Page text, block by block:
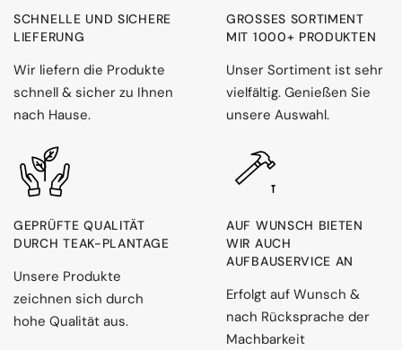
SCHNELLE UND SICHERE
LIEFERUNG
Wir liefern die Produkte
schnell & sicher zu Ihnen
nach Hause.
GROSSES SORTIMENT M
IT 1000+ PRODUKTEN
Unser Sortiment ist sehr
vielfältig. Genießen Sie
unsere Auswahl.
GEPRÜFTE QUALITÄT
DURCH TEAK-PLANTAGE
Unsere Produkte
zeichnen sich durch
hohe Qualität aus.
AUF WUNSCH BIETEN
WIR AUCH
AUFBAUSERVICE AN
Erfolgt auf Wunsch &
nach Rücksprache der
Machbarkeit